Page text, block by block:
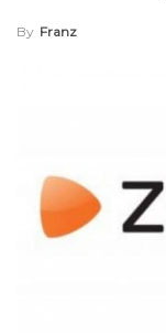
By Franz